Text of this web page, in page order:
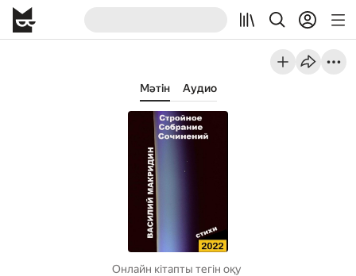
Мәтін Аудио
Онлайн кітапты тегін оқу